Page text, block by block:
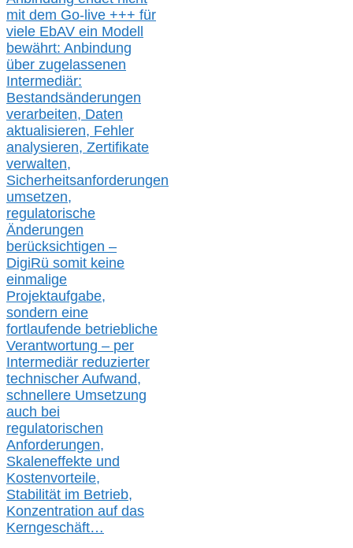
mit dem Go-live +++ für
viele EbAV ein Modell
bewährt: Anbindung
über zugelassenen
Intermediär:
Bestandsänderungen
verarbeiten, Daten
aktualisieren, Fehler
analysieren, Zertifikate
verwalten,
Sicherheitsanforderungen
umsetzen,
regulatorische
Änderungen
berücksichtigen –
DigiRü somit keine
einmalige
Projektaufgabe,
sondern eine
fortlaufende betriebliche
Verantwortung – per
Intermediär reduzierter
technischer Aufwand,
schnellere Umsetzung
auch bei
regulatorischen
Anforderungen,
Skaleneffekte und
Kostenvorteile,
Stabilität im Betrieb,
Konzentration auf das
Kerngeschäft…